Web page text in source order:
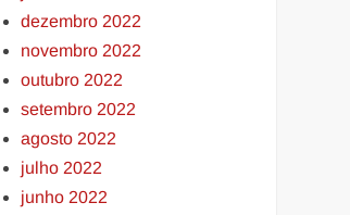
dezembro 2022
novembro 2022
outubro 2022
setembro 2022
agosto 2022
julho 2022
junho 2022